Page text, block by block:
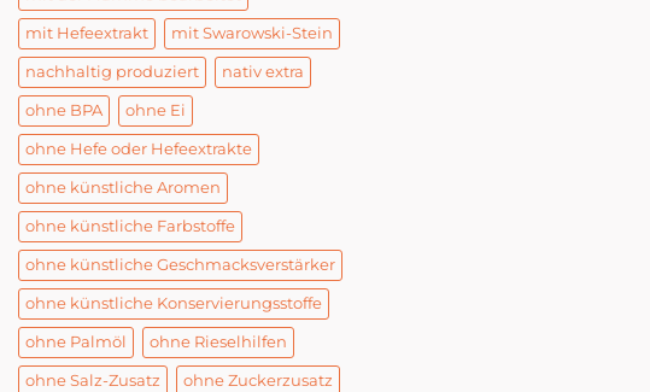
mit Hefeextrakt mit Swarowski-Stein
nachhaltig produziert nativ extra
ohne BPA ohne Ei
ohne Hefe oder Hefeextrakte
ohne künstliche Aromen
ohne künstliche Farbstoffe
ohne künstliche Geschmacksverstärker
ohne künstliche Konservierungsstoffe
ohne Palmöl ohne Rieselhilfen
ohne Salz-Zusatz ohne Zuckerzusatz